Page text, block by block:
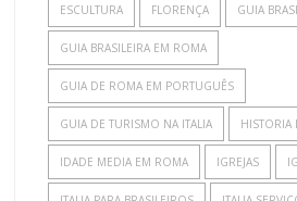
ESCULTURA FLORENÇA GUIA
GUIA BRASILEIRA EM ROMA
GUIA DE ROMA EM PORTUGUÊS
GUIA DE TURISMO NA ITALIA HISTORIA
IDADE MEDIA EM ROMA IGREJAS